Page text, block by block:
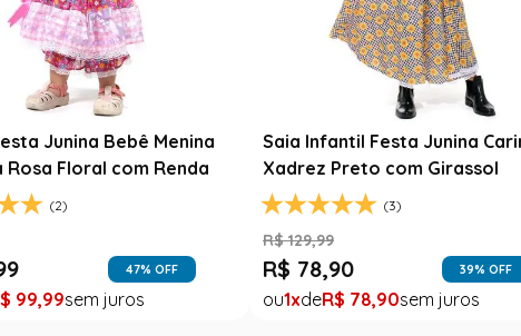
Junina Infantil Branca
com Fitas Coloridas
(0)
37% OFF
49,99
Fantasia Noiva Junina Infantil
Branca com Véu e Laços
R$ 139,99
R$ 79, 99 43% OFF
1 R$ 79,99